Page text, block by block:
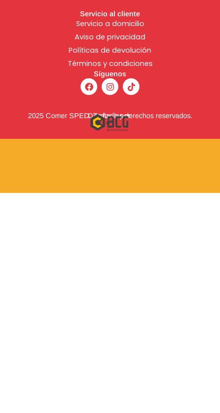
Servicio al cliente
Servicio a domicilio
Aviso de privacidad
Políticas de devolución
Términos y condiciones
Síguenos
F
a
c
b
o
o
k
I
n
s
a
g
r
a
T
i
k
o
2025 Comer SPED. Todos los derechos reservados.
Diseñado por: